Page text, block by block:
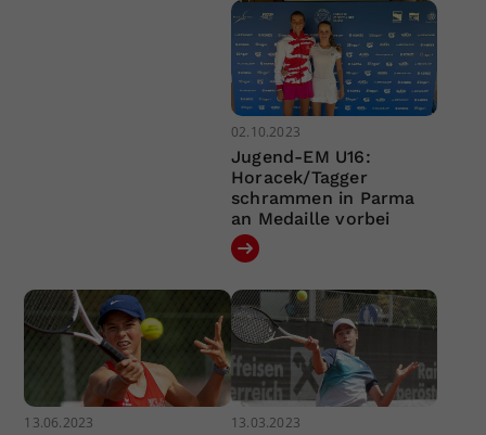
02.10.2023
Jugend-EM U16:
Horacek/Tagger
schrammen in Parma
an Medaille vorbei
13.06.2023 13.03.2023